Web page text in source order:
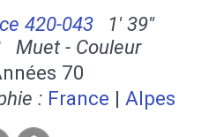
420-043
1' 39''
Muet - Couleur
70
: France | Alpes